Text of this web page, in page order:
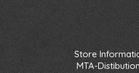
Store
MTA-Distibution